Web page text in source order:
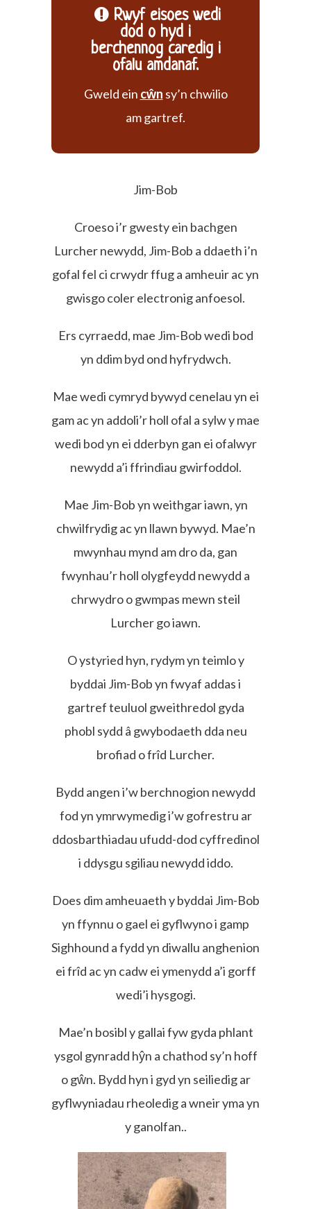
Rwyf eisoes wedi
dod o hyd i
berchennog caredig i
ofalu amdanaf.
Gweld ein cŵn sy’n chwilio
am gartref.
Jim-Bob
Croeso i’r gwesty ein bachgen
Lurcher newydd, Jim-Bob a ddaeth i’n
gofal fel ci crwydr ffug a amheuir ac yn
gwisgo coler electronig anfoesol.
Ers cyrraedd, mae Jim-Bob wedi bod
yn ddim byd ond hyfrydwch.
Mae wedi cymryd bywyd cenelau yn ei
gam ac yn addoli’r holl ofal a sylw y mae
wedi bod yn ei dderbyn gan ei ofalwyr
newydd a’i ffrindiau gwirfoddol.
Mae Jim-Bob yn weithgar iawn, yn
chwilfrydig ac yn llawn bywyd. Mae’n
mwynhau mynd am dro da, gan
fwynhau’r holl olygfeydd newydd a
chrwydro o gwmpas mewn steil
Lurcher go iawn.
O ystyried hyn, rydym yn teimlo y
byddai Jim-Bob yn fwyaf addas i
gartref teuluol gweithredol gyda
phobl sydd â gwybodaeth dda neu
brofiad o frîd Lurcher.
Bydd angen i’w berchnogion newydd
fod yn ymrwymedig i’w gofrestru ar
ddosbarthiadau ufudd-dod cyffredinol
i ddysgu sgiliau newydd iddo.
Does dim amheuaeth y byddai Jim-Bob
yn ffynnu o gael ei gyflwyno i gamp
Sighhound a fydd yn diwallu anghenion
ei frîd ac yn cadw ei ymenydd a’i gorff
wedi’i hysgogi.
Mae’n bosibl y gallai fyw gyda phlant
ysgol gynradd hŷn a chathod sy’n hoff
o gŵn. Bydd hyn i gyd yn seiliedig ar
gyflwyniadau rheoledig a wneir yma yn
y ganolfan..